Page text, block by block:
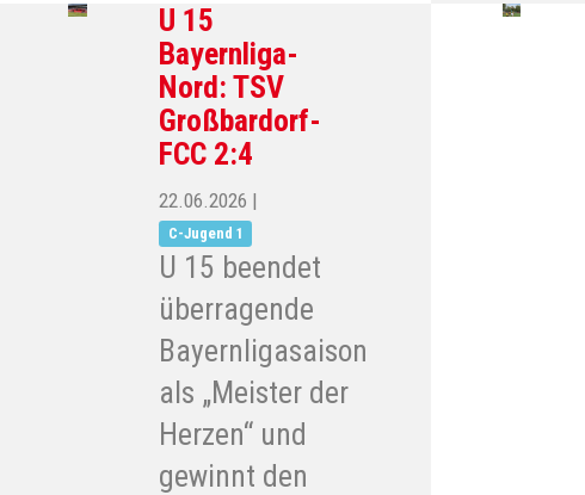
U 15
Bayernliga-
Nord: TSV
Großbardorf-
FCC 2:4
22.06.2026 |
C-Jugend 1
U 15 beendet
überragende
Bayernligasaison
als „Meister der
Herzen“ und
gewinnt den